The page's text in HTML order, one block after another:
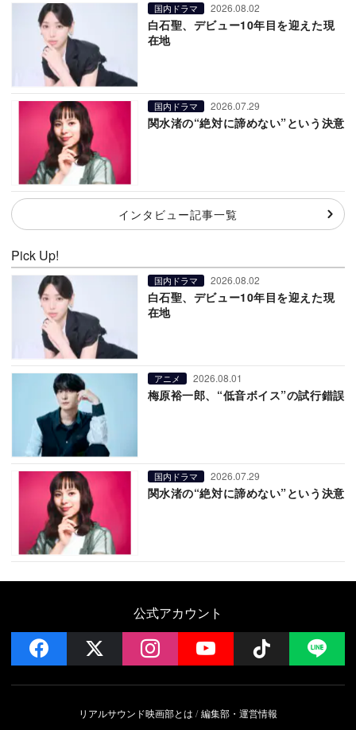
国内ドラマ 2026.08.02
白石聖、デビュー10年目を迎えた現
在地
国内ドラマ 2026.07.29
関水渚の“絶対に諦めない”という決意
インタビュー記事一覧
Pick Up!
国内ドラマ 2026.08.02
白石聖、デビュー10年目を迎えた現
在地
アニメ 2026.08.01
梅原裕一郎、“低音ボイス”の試行錯誤
国内ドラマ 2026.07.29
関水渚の“絶対に諦めない”という決意
公式アカウント
facebook instagramYouTube Follow
リアルサウンド映画部とは
編集部・運営情報